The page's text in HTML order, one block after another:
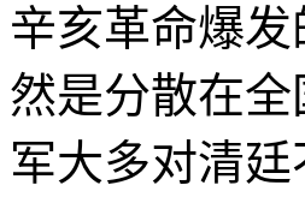
辛亥革命爆
然是分散在
军大多对清廷